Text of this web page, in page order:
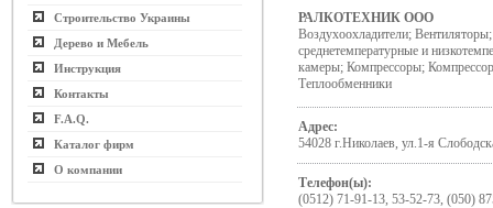
Строительство Украины
Дерево и Мебель
Инструкция
Контакты
F.A.Q.
Каталог фирм
О компании
РАЛКОТЕХНИК ООО
Воздухоохладители;
среднетемпературные и
камеры; Компрессоры;
Теплообменники
Адрес:
54028 г.Николаев, ул.1-я
Телефон(ы):
(0512) 71-91-13, 53-52-73, (050)